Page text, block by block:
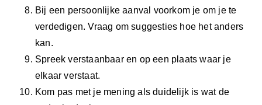
Bij een persoonlijke aanval voorkom je om je te
verdedigen. Vraag om suggesties hoe het anders
kan.
Spreek verstaanbaar en op een plaats waar je
elkaar verstaat.
Kom pas met je mening als duidelijk is wat de